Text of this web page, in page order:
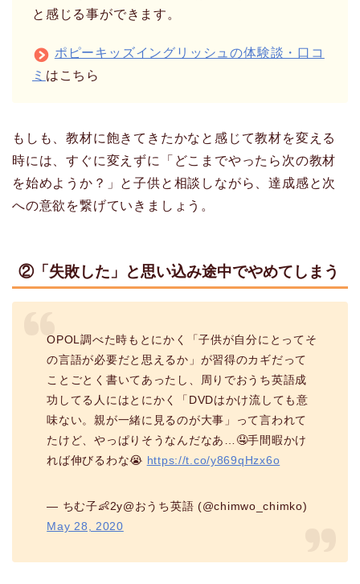
と感じる事ができます。
ポピーキッズイングリッシュの体験談・口コ
ミ はこちら
もしも、教材に飽きてきたかなと感じて教材を変える
時には、すぐに変えずに「どこまでやったら次の教材
を始めようか？」と子供と相談しながら、達成感と次
への意欲を繋げていきましょう。
②「失敗した」と思い込み途中でやめてしまう
OPOL調べた時もとにかく「子供が自分にとってそ
の言語が必要だと思えるか」が習得のカギだって
ことごとく書いてあったし、周りでおうち英語成
功してる人にはとにかく「DVDはかけ流しても意
味ない。親が一緒に見るのが大事」って言われて
たけど、やっぱりそうなんだなあ…🤤手間暇かけ
れば伸びるわな😭 https://t.co/y869qHzx6o
— ちむ子👶2y@おうち英語 (@chimwo_chimko)
May 28, 2020